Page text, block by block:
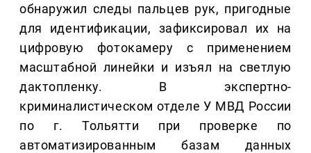
обнаружил следы пальцев рук, пригодные
для идентификации, зафиксировал их на
цифровую фотокамеру с применением
масштабной линейки и изъял на светлую
дактопленку. В экспертно-
криминалистическом отделе У МВД России
по г. Тольятти при проверке по
автоматизированным базам данных